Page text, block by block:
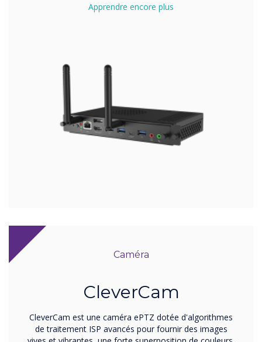
Apprendre encore plus
Caméra
CleverCam
CleverCam est une caméra ePTZ dotée d'algorithmes
de traitement ISP avancés pour fournir des images